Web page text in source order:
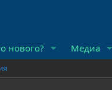
нового? Медиа